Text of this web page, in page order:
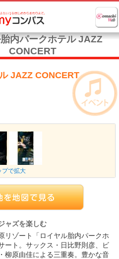
内パークホテル JAZZ
CONCERT
JAZZ CONCERT
プで拡大
ャズを楽しむ
リゾート「ロイヤル胎内パークホ
ート。サックス・日比野則彦、ビ
柳原由佳による三重奏。豊かな音